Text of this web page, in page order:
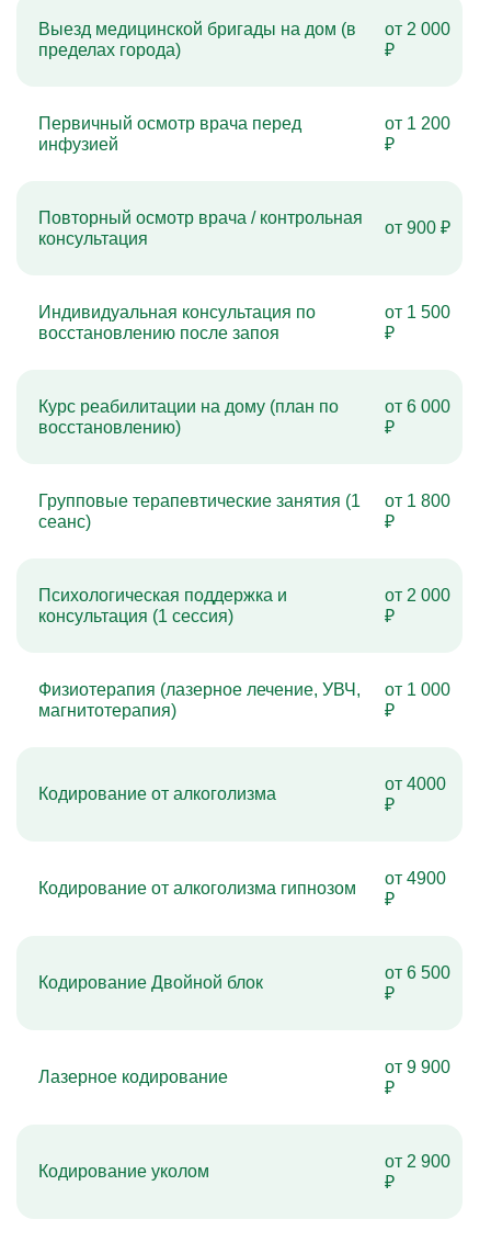
Выезд медицинской бригады на дом (в
пределах города)
от 2 000
₽
Первичный осмотр врача перед
инфузией
от 1 200
₽
Повторный осмотр врача / контрольная
консультация
от 900 ₽
Индивидуальная консультация по
восстановлению после запоя
от 1 500
₽
Курс реабилитации на дому (план по
восстановлению)
от 6 000
₽
Групповые терапевтические занятия (1
сеанс)
от 1 800
₽
Психологическая поддержка и
консультация (1 сессия)
от 2 000
₽
Физиотерапия (лазерное лечение, УВЧ,
магнитотерапия)
от 1 000
₽
Кодирование от алкоголизма
от 4000
₽
Кодирование от алкоголизма гипнозом
от 4900
₽
Кодирование Двойной блок
от 6 500
₽
Лазерное кодирование
от 9 900
₽
Кодирование уколом
от 2 900
₽